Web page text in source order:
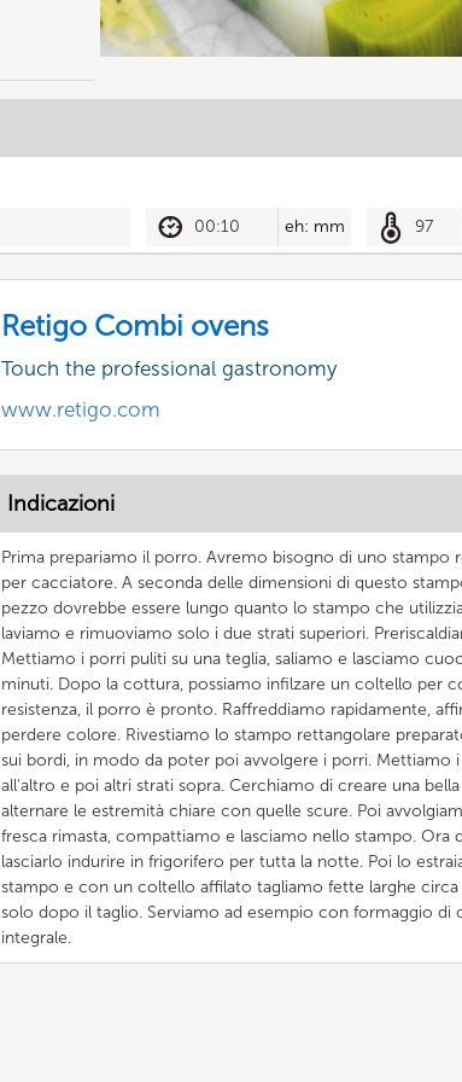
00:10 eh: mm 97
Retigo Combi ovens
Touch the professional gastronomy
www.retigo.com
Indicazioni
Prima prepariamo il porro. Avremo bisogno di uno stampo
per cacciatore. A seconda delle dimensioni di questo
pezzo dovrebbe essere lungo quanto lo stampo che
laviamo e rimuoviamo solo i due strati superiori.
Mettiamo i porri puliti su una teglia, saliamo e lasciamo
minuti. Dopo la cottura, possiamo infilzare un coltello per
resistenza, il porro è pronto. Raffreddiamo rapidamente,
perdere colore. Rivestiamo lo stampo rettangolare
sui bordi, in modo da poter poi avvolgere i porri. Mettiamo
all'altro e poi altri strati sopra. Cerchiamo di creare una
alternare le estremità chiare con quelle scure. Poi
fresca rimasta, compattiamo e lasciamo nello stampo. Ora
lasciarlo indurire in frigorifero per tutta la notte. Poi lo
stampo e con un coltello affilato tagliamo fette larghe
solo dopo il taglio. Serviamo ad esempio con formaggio di
integrale.